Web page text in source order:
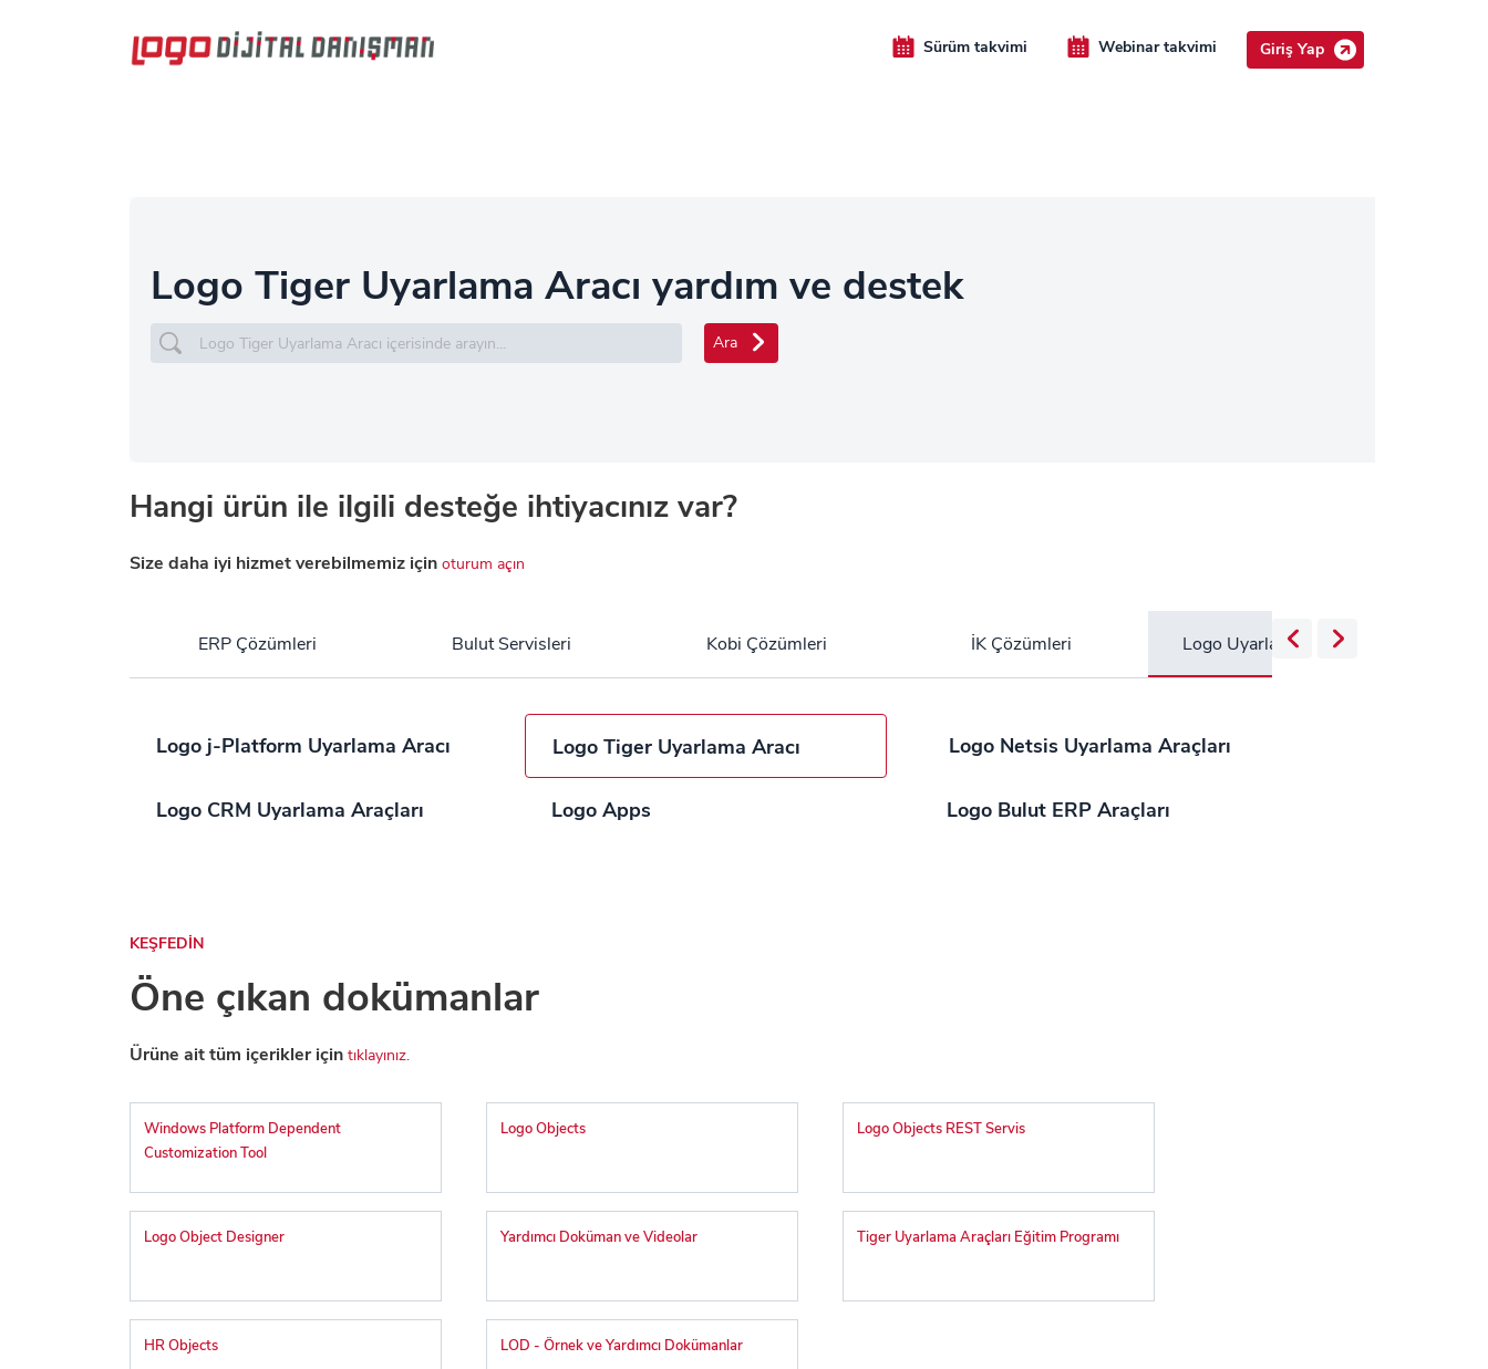
Sürüm takvimi Webinar takvimi Giriş Yap
Logo Tiger Uyarlama Aracı yardım ve destek
Ara
Hangi ürün ile ilgili desteğe ihtiyacınız var?
Size daha iyi hizmet verebilmemiz için oturum açın
ERP Çözümleri Bulut Servisleri Kobi Çözümleri İK Çözümleri Logo Uyarlama Araçları
Logo j-Platform Uyarlama Aracı Logo Tiger Uyarlama Aracı Logo Netsis Uyarlama Araçları
Logo CRM Uyarlama Araçları Logo Apps Logo Bulut ERP Araçları
KEŞFEDİN
Öne çıkan dokümanlar
Ürüne ait tüm içerikler için tıklayınız.
Windows Platform Dependent
Customization Tool
Logo Objects Logo Objects REST Servis
Logo Object Designer Yardımcı Doküman ve Videolar Tiger Uyarlama Araçları Eğitim Programı
HR Objects LOD - Örnek ve Yardımcı Dokümanlar